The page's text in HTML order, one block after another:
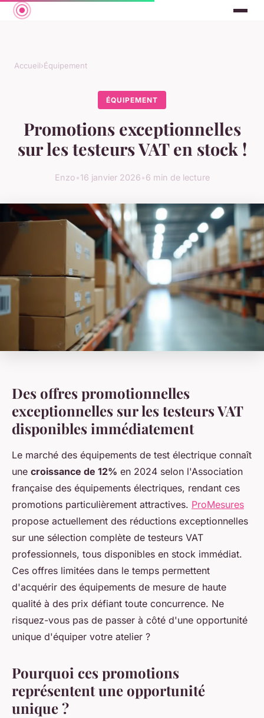
Accueil›Équipement
ÉQUIPEMENT
Promotions exceptionnelles
sur les testeurs VAT en stock !
Enzo•16 janvier 2026•6 min de lecture
Des offres promotionnelles
exceptionnelles sur les testeurs VAT
disponibles immédiatement
Le marché des équipements de test électrique connaît
une croissance de 12% en 2024 selon l'Association
française des équipements électriques, rendant ces
promotions particulièrement attractives. ProMesures
propose actuellement des réductions exceptionnelles
sur une sélection complète de testeurs VAT
professionnels, tous disponibles en stock immédiat.
Ces offres limitées dans le temps permettent
d'acquérir des équipements de mesure de haute
qualité à des prix défiant toute concurrence. Ne
risquez-vous pas de passer à côté d'une opportunité
unique d'équiper votre atelier ?
Pourquoi ces promotions
représentent une opportunité
unique ?